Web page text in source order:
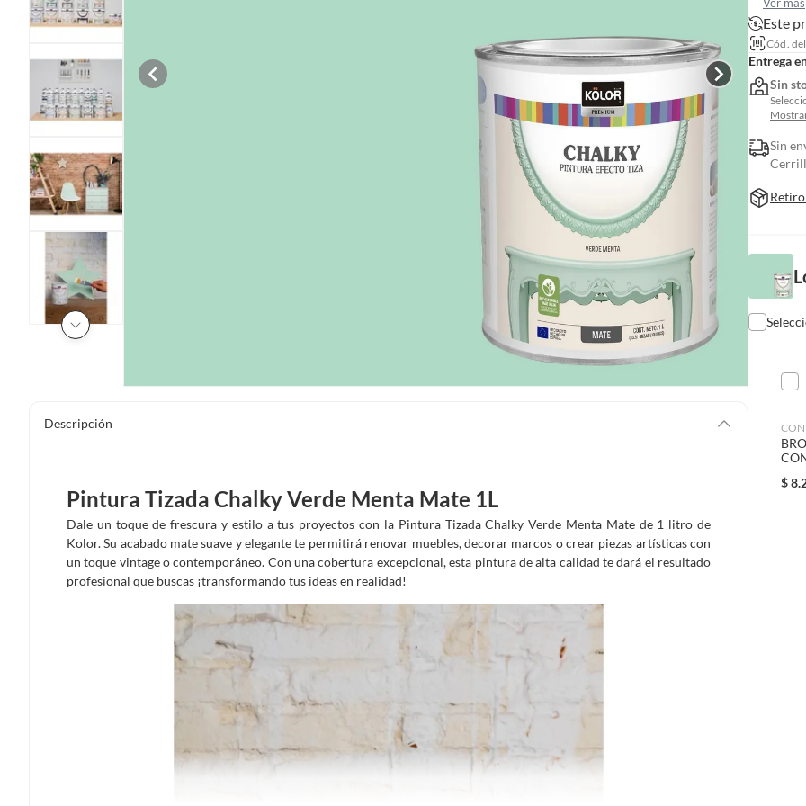
Descripción
Pintura Tizada Chalky Verde Menta Mate 1L
Dale un toque de frescura y estilo a tus proyectos con la Pintura Tizada Chalky Verde Menta Mate de 1 litro de
Kolor. Su acabado mate suave y elegante te permitirá renovar muebles, decorar marcos o crear piezas artísticas con
un toque vintage o contemporáneo. Con una cobertura excepcional, esta pintura de alta calidad te dará el resultado
profesional que buscas ¡transformando tus ideas en realidad!
Este
Cód.
Entrega
Sin
Sin
$